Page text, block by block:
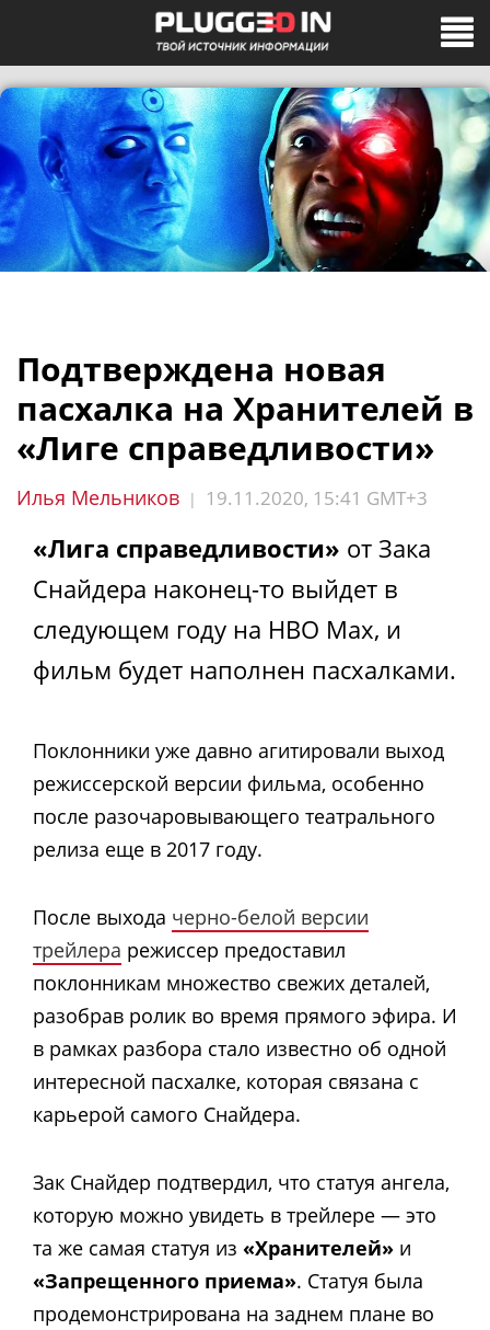
Подтверждена новая
пасхалка на Хранителей в
«Лиге справедливости»
Илья Мельников | 19.11.2020, 15:41 GMT+3
«Лига справедливости» от Зака
Снайдера наконец-то выйдет в
следующем году на HBO Max, и
фильм будет наполнен пасхалками.
Поклонники уже давно агитировали выход
режиссерской версии фильма, особенно
после разочаровывающего театрального
релиза еще в 2017 году.
После выхода черно-белой версии
трейлера режиссер предоставил
поклонникам множество свежих деталей,
разобрав ролик во время прямого эфира. И
в рамках разбора стало известно об одной
интересной пасхалке, которая связана с
карьерой самого Снайдера.
Зак Снайдер подтвердил, что статуя ангела,
которую можно увидеть в трейлере — это
та же самая статуя из «Хранителей» и
«Запрещенного приема». Статуя была
продемонстрирована на заднем плане во